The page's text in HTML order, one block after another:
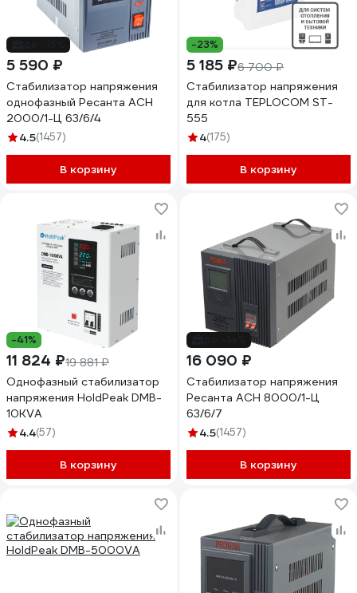
5 590 ₽
Стабилизатор напряжения
однофазный Ресанта АСН
2000/1-Ц 63/6/4
4.5(1457)
В корзину
-23%
5 185 ₽6 700 ₽
Стабилизатор напряжения
для котла TEPLOCOM ST-
555
4(175)
В корзину
-41%
11 824 ₽19 881 ₽
Однофазный стабилизатор
напряжения HoldPeak DMB-
10KVA
4.4(57)
В корзину
16 090 ₽
Стабилизатор напряжения
Ресанта АСН 8000/1-Ц
63/6/7
4.5(1457)
В корзину